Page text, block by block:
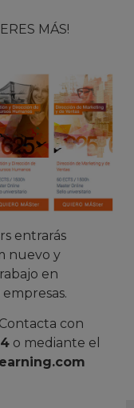
MÁS!
entrarás
nuevo y
en
Contacta con
o mediante el